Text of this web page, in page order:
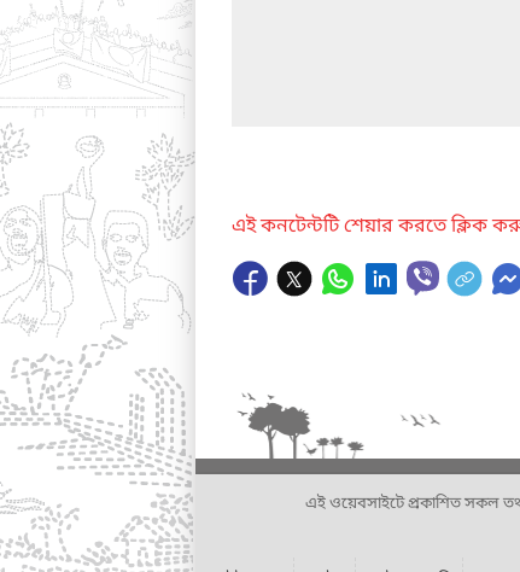
এই কনটেন্টটি শেয়ার করতে ক্লিক
এই ওয়েবসাইটে প্রকাশিত সকল তথ্য